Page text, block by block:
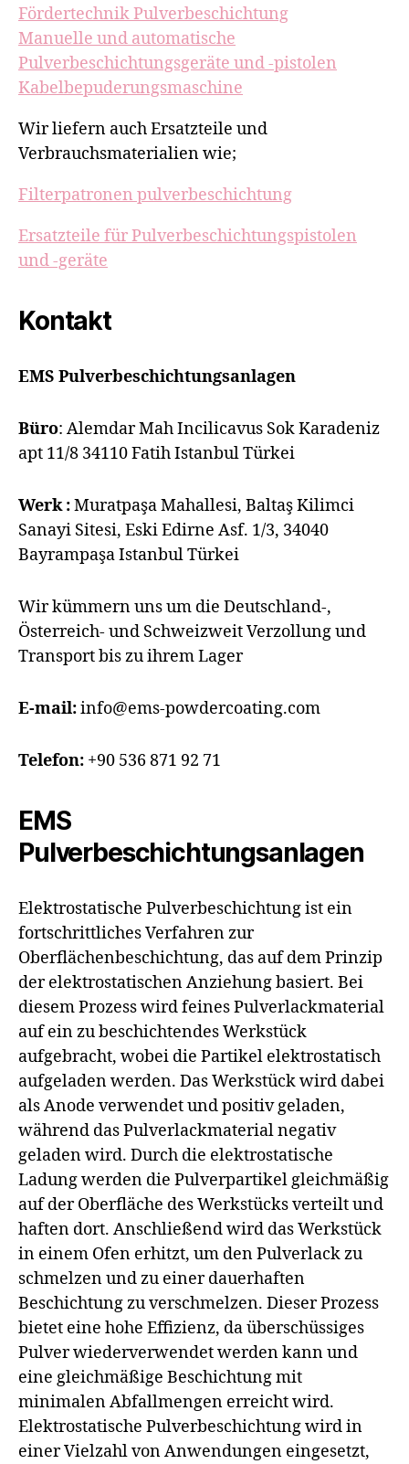
Fördertechnik Pulverbeschichtung
Manuelle und automatische
Pulverbeschichtungsgeräte und -pistolen
Kabelbepuderungsmaschine
Wir liefern auch Ersatzteile und
Verbrauchsmaterialien wie;
Filterpatronen pulverbeschichtung
Ersatzteile für Pulverbeschichtungspistolen
und -geräte
Kontakt
EMS Pulverbeschichtungsanlagen
Büro: Alemdar Mah Incilicavus Sok Karadeniz
apt 11/8 34110 Fatih Istanbul Türkei
Werk :Muratpaşa Mahallesi, Baltaş Kilimci
Sanayi Sitesi, Eski Edirne Asf. 1/3, 34040
Bayrampaşa Istanbul Türkei
Wir kümmern uns um die Deutschland-,
Österreich- und Schweizweit Verzollung und
Transport bis zu ihrem Lager
E-mail:info@ems-powdercoating.com
Telefon: +90 536 871 92 71
EMS
Pulverbeschichtungsanlagen
Elektrostatische Pulverbeschichtung ist ein
fortschrittliches Verfahren zur
Oberflächenbeschichtung, das auf dem Prinzip
der elektrostatischen Anziehung basiert. Bei
diesem Prozess wird feines Pulverlackmaterial
auf ein zu beschichtendes Werkstück
aufgebracht, wobei die Partikel elektrostatisch
aufgeladen werden. Das Werkstück wird dabei
als Anode verwendet und positiv geladen,
während das Pulverlackmaterial negativ
geladen wird. Durch die elektrostatische
Ladung werden die Pulverpartikel gleichmäßig
auf der Oberfläche des Werkstücks verteilt und
haften dort. Anschließend wird das Werkstück
in einem Ofen erhitzt, um den Pulverlack zu
schmelzen und zu einer dauerhaften
Beschichtung zu verschmelzen. Dieser Prozess
bietet eine hohe Effizienz, da überschüssiges
Pulver wiederverwendet werden kann und
eine gleichmäßige Beschichtung mit
minimalen Abfallmengen erreicht wird.
Elektrostatische Pulverbeschichtung wird in
einer Vielzahl von Anwendungen eingesetzt,